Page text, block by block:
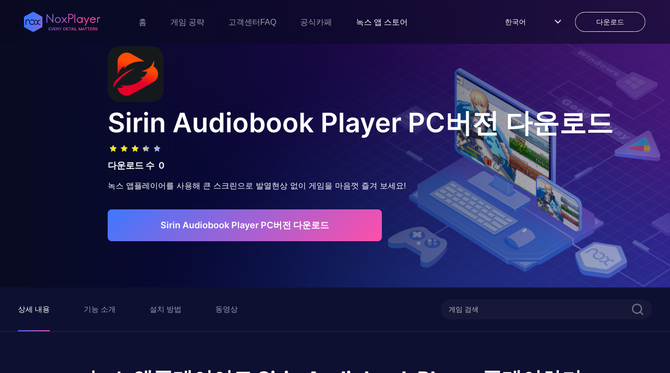
홈 게임 공략 고객센터FAQ 공식카페 녹스 앱 스토어 한국어 다운로드
Sirin Audiobook PlayerPC버전 다운로드
다운로드 수 0
녹스 앱플레이어를 사용해 큰 스크린으로 발열현상 없이 게임을 마음껏 즐겨 보세요!
Sirin Audiobook Player PC버전 다운로드
상세 내용 기능 소개 설치 방법 동영상